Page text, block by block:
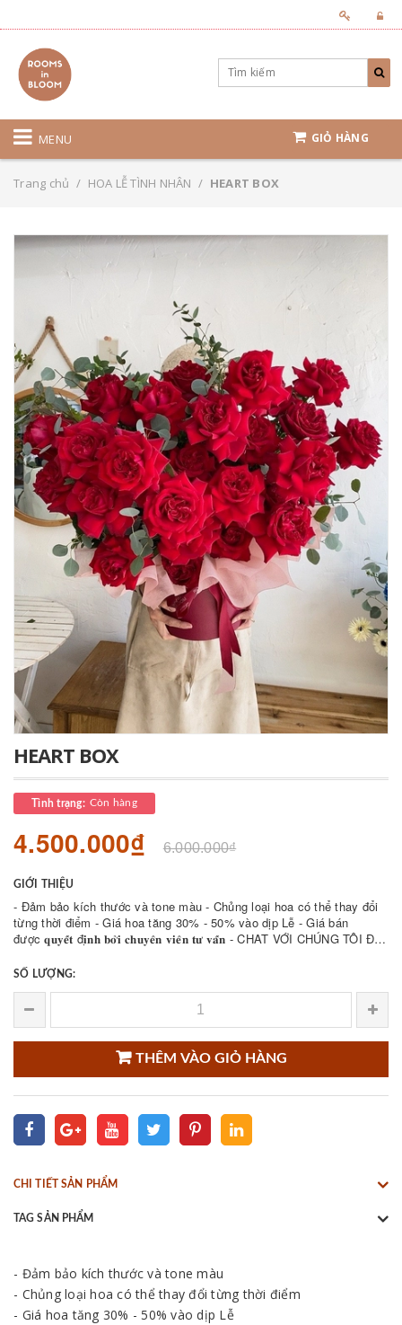
MENU GIỎ HÀNG
Trang chủ / HOA LỄ TÌNH NHÂN / HEART BOX
HEART BOX
Tình trạng: Còn hàng
4.500.000₫ 6.000.000₫
GIỚI THIỆU
- Đảm bảo kích thước và tone màu - Chủng loại hoa có thể thay đổi
từng thời điểm - Giá hoa tăng 30% - 50% vào dịp Lễ - Giá bán
được 𝐪𝐮𝐲𝐞̂́𝐭 đ𝐢̣𝐧𝐡 𝐛𝐨̛̉𝐢 𝐜𝐡𝐮𝐲𝐞̂𝐧 𝐯𝐢𝐞̂𝐧 𝐭𝐮̛ 𝐯𝐚̂́𝐧 - CHAT VỚI CHÚNG TÔI ĐỂ
SỐ LƯỢNG:
THÊM VÀO GIỎ HÀNG
CHI TIẾT SẢN PHẨM
TAG SẢN PHẨM
- Đảm bảo kích thước và tone màu
- Chủng loại hoa có thể thay đổi từng thời điểm
- Giá hoa tăng 30% - 50% vào dịp Lễ